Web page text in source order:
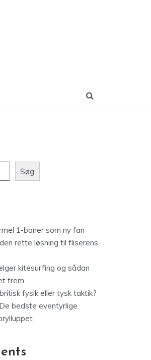
Søg
1-baner som ny fan
rette løsning til fliserens
kitesurfing og sådan
frem
fysik eller tysk taktik?
bedste eventyrlige